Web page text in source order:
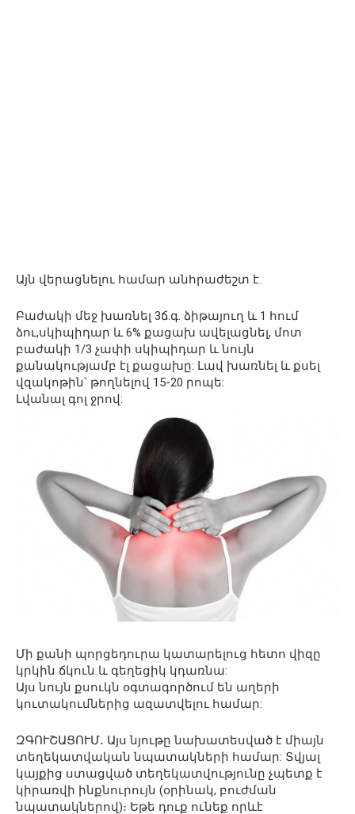
Այն վերացնելու համար անհրաժեշտ է.
Բաժակի մեջ խառնել 3ճ.գ. ձիթայուղ և 1 հում
ձու,սկիպիդար և 6% քացախ ավելացնել, մոտ
բաժակի 1/3 չափի սկիպիդար և նույն
քանակությամբ էլ քացախը: Լավ խառնել և քսել
վզակոթին՝ թողնելով 15-20 րոպե:
Լվանալ գոլ ջրով:
Մի քանի պորցեդուրա կատարելուց հետո վիզը
կրկին ճկուն և գեղեցիկ կդառնա:
Այս նույն քսուկն օգտագործում են աղերի
կուտակումներից ազատվելու համար:
ԶԳՈՒՇԱՑՈՒՄ․ Այս նյութը նախատեսված է միայն
տեղեկատվական նպատակների համար: Տվյալ
կայքից ստացված տեղեկատվությունը չպետք է
կիրառվի ինքնուրույն (օրինակ, բուժման
նպատակներով)։ Եթե դուք ունեք որևէ